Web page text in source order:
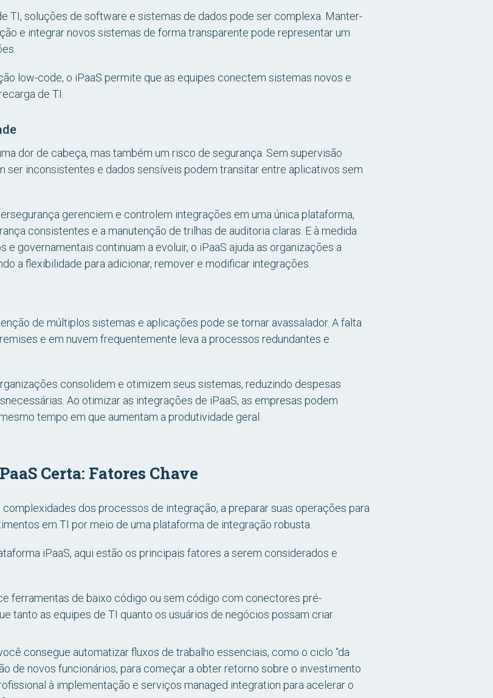
TI, soluções de software e sistemas de dados pode ser complexa. Manter-
e integrar novos sistemas de forma transparente pode representar um
low-code, o iPaaS permite que as equipes conectem sistemas novos e
de TI.
dor de cabeça, mas também um risco de segurança. Sem supervisão
ser inconsistentes e dados sensíveis podem transitar entre aplicativos sem
gerenciem e controlem integrações em uma única plataforma,
consistentes e a manutenção de trilhas de auditoria claras. E à medida
governamentais continuam a evoluir, o iPaaS ajuda as organizações a
a flexibilidade para adicionar, remover e modificar integrações.
de múltiplos sistemas e aplicações pode se tornar avassalador. A falta
e em nuvem frequentemente leva a processos redundantes e
consolidem e otimizem seus sistemas, reduzindo despesas
Ao otimizar as integrações de iPaaS, as empresas podem
tempo em que aumentam a produtividade geral.
Certa: Fatores Chave
complexidades dos processos de integração, a preparar suas operações para
em TI por meio de uma plataforma de integração robusta.
iPaaS, aqui estão os principais fatores a serem considerados e
ferramentas de baixo código ou sem código com conectores pré-
tanto as equipes de TI quanto os usuários de negócios possam criar
consegue automatizar fluxos de trabalho essenciais, como o ciclo “da
de novos funcionários, para começar a obter retorno sobre o investimento
à implementação e serviços managed integration para acelerar o